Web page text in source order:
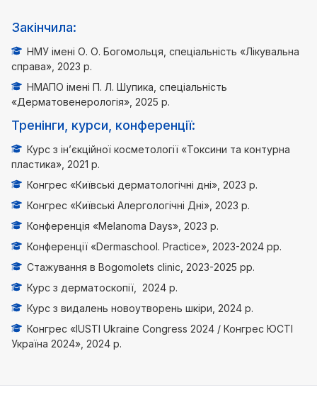
Закінчила:
НМУ імені О. О. Богомольця, спеціальність «Лікувальна
справа», 2023 р.
НМАПО імені П. Л. Шупика, спеціальність
«Дерматовенерологія», 2025 р.
Тренінги, курси, конференції:
Курс з ін’єкційної косметології «Токсини та контурна
пластика», 2021 р.
Конгрес «Київські дерматологічні дні», 2023 р.
Конгрес «Київські Алергологічні Дні», 2023 р.
Конференція «Melanoma Days», 2023 р.
Конференції «Dermaschool. Practice», 2023-2024 рр.
Стажування в Bogomolets clinic, 2023-2025 рр.
Курс з дерматоскопії, 2024 р.
Курс з видалень новоутворень шкіри, 2024 р.
Конгрес «IUSTI Ukraine Congress 2024 / Конгрес ЮСТІ
Україна 2024», 2024 р.